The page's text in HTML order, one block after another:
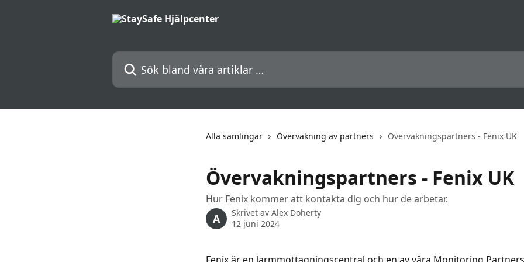
Sök bland våra artiklar …
Alla samlingar Övervakning av partners Övervakningspartners - Fenix UK
Övervakningspartners - Fenix UK
Hur Fenix kommer att kontakta dig och hur de arbetar.
A Skrivet av Alex Doherty
12 juni 2024